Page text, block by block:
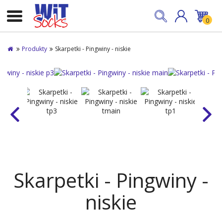
0
Produkty Skarpetki - Pingwiny - niskie
Skarpetki - Pingwiny -
niskie